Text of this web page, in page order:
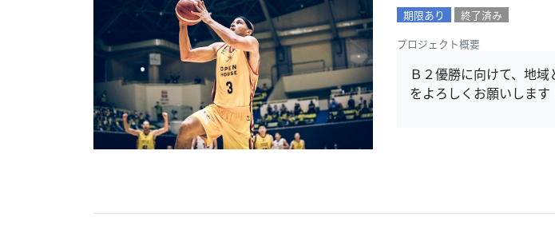
期限あり
終了済み
プロジェクト概要
Ｂ２優勝に向けて、地
をよろしくお願いします